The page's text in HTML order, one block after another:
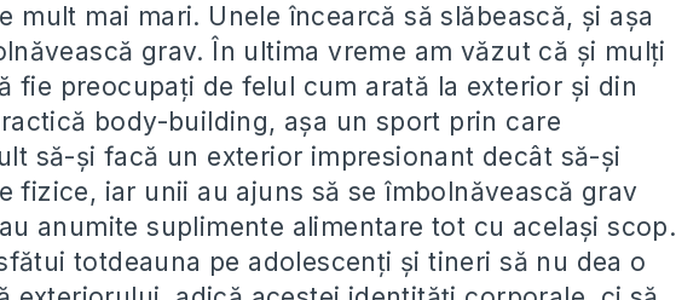
mult mai mari. Unele încearcă să slăbească, şi aşa
grav. În ultima vreme am văzut că şi mulţi
fie preocupaţi de felul cum arată la exterior şi din
body-building, aşa un sport prin care
să-şi facă un exterior impresionant decât să-şi
fizice, iar unii au ajuns să se îmbolnăvească grav
anumite suplimente alimentare tot cu acelaşi scop.
totdeauna pe adolescenţi şi tineri să nu dea o